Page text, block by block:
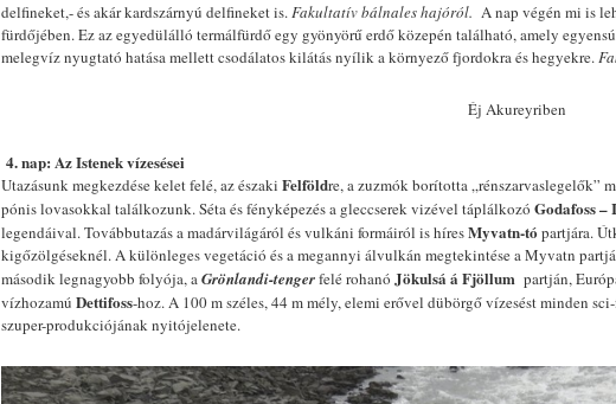
delfineket,- és akár kardszárnyú delfineket is.Fakultatív bálnales hajóról. A nap végén mi is
fürdőjében. Ez az egyedülálló termálfürdő egy gyönyörű erdő közepén található, amely
melegvíz nyugtató hatása mellett csodálatos kilátás nyílik a környező fjordokra és hegyekre.
Éj Akureyriben
4.nap: Az Istenek vízesései
Utazásunk megkezdése kelet felé, az északi Felföldre, a zuzmók borította „rénszarvaslegelők”
pónis lovasokkal találkozunk. Séta és fényképezés a gleccserek vizével táplálkozó Godafoss –
legendáival. Továbbutazás a madárvilágáról és vulkáni formáiról is híresMyvatn-tó partjára.
kigőzölgéseknél. A különleges vegetáció és a megannyi álvulkán megtekintése a Myvatn
második legnagyobb folyója, aGrönlandi-tengerfelé rohanó Jökulsá á Fjöllum partján,
vízhozamú Dettifoss-hoz. A 100 m széles, 44 m mély, elemi erővel dübörgő vízesést minden
szuper-produkciójának nyitójelenete.